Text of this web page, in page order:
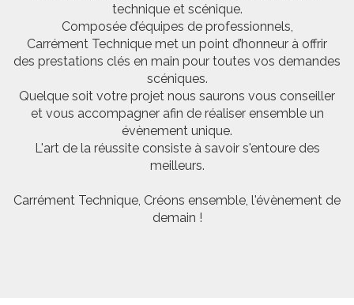
technique et scénique.
Composée d’équipes de professionnels,
Carrément Technique met un point d’honneur à offrir
des prestations clés en main pour toutes vos demandes
scéniques.
Quelque soit votre projet nous saurons vous conseiller
et vous accompagner afin de réaliser ensemble un
évènement unique.
L'art de la réussite consiste à savoir s'entoure des
meilleurs.
Carrément Technique, Créons ensemble, l'évènement de
demain !